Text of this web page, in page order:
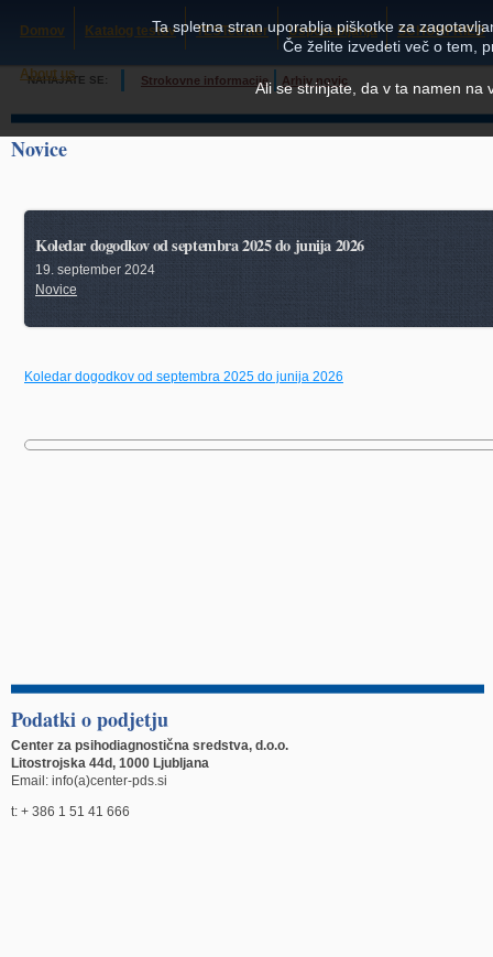
Domov Katalog testov TESTcenter Usposabljanja SCHUHFRIED
About us
NAHAJATE SE: Strokovne informacije Arhiv novic
Novice
Koledar dogodkov od septembra 2025 do junija 2026
19. september 2024
Novice
Koledar dogodkov od septembra 2025 do junija 2026
Podatki o podjetju
Center za psihodiagnostična sredstva, d.o.o.
Litostrojska 44d, 1000 Ljubljana
Email: info(a)center-pds.si
t: + 386 1 51 41 666
Ta spletna stran uporablja piškotke za
Če želite izvedeti več o tem,
Ali se strinjate, da v ta namen na